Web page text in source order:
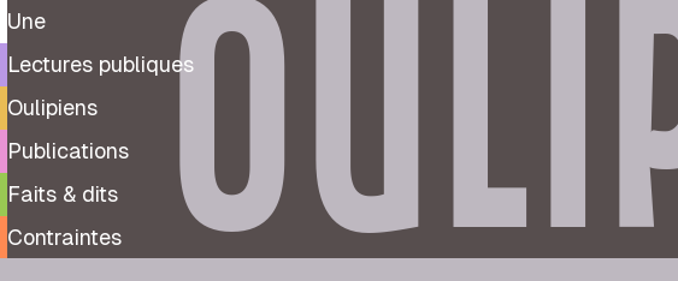
Une
Lectures publiques
Oulipiens
Publications
Faits & dits
Contraintes